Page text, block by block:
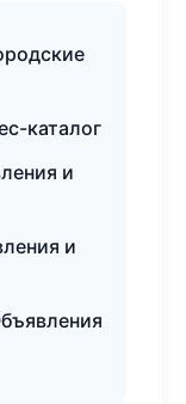
каталог
и
и